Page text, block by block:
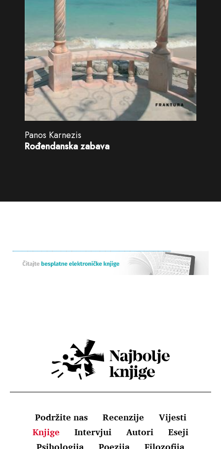
Panos Karnezis
Rođendanska zabava
Podržite nas Recenzije
Vijesti
Knjige
Intervjui Autori
Eseji